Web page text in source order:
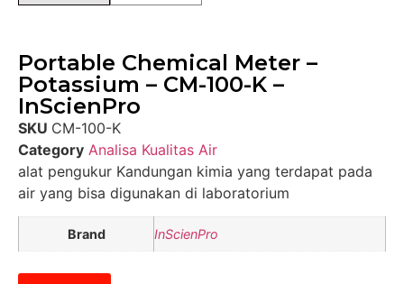
Portable Chemical Meter –
Potassium – CM-100-K –
InScienPro
SKU CM-100-K
Category Analisa Kualitas Air
alat pengukur Kandungan kimia yang terdapat pada
air yang bisa digunakan di laboratorium
Brand InScienPro